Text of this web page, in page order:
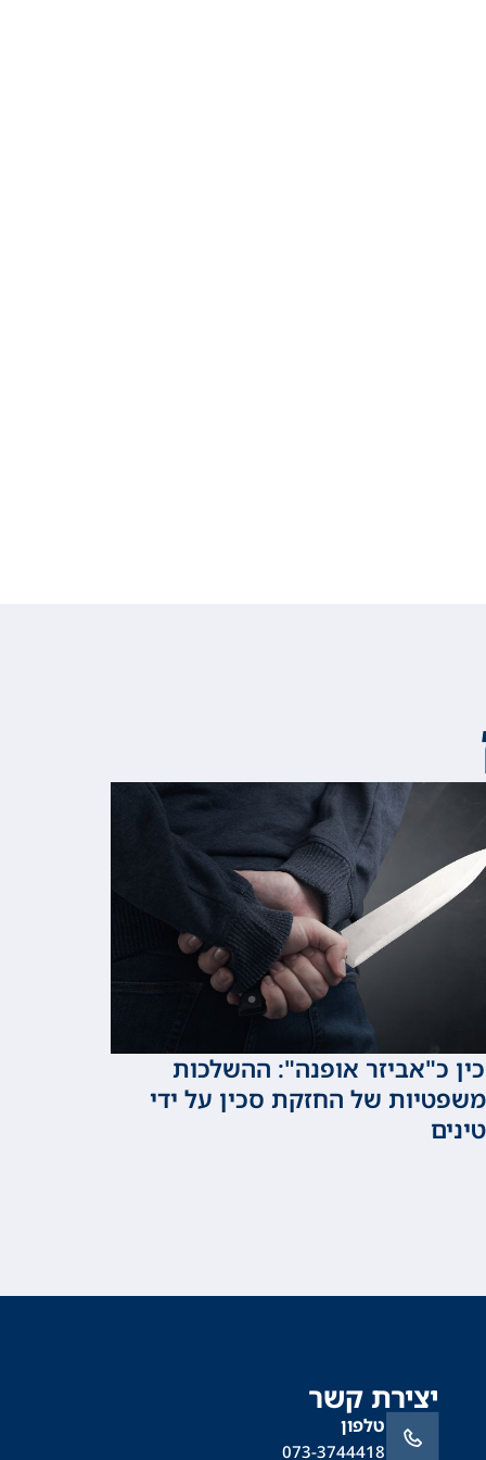
כ"אביזר אופנה": ההשלכות
של החזקת סכין על ידי
יצירת קשר
טלפון
073-3744418